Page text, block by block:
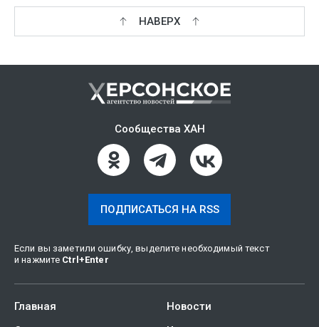
НАВЕРХ
Сообщества ХАН
ПОДПИСАТЬСЯ НА RSS
Если вы заметили ошибку, выделите необходимый текст
и нажмите Ctrl +Enter
Главная
Новости